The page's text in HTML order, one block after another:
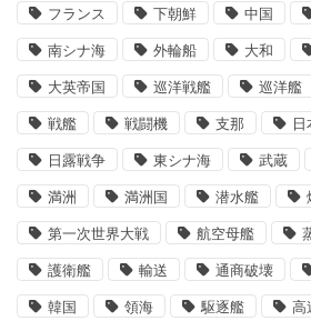
フランス 下朝鮮 中国
南シナ海 外輪船 大和
大英帝国 巡洋戦艦 巡洋艦
戦艦 戦闘機 支那 日
日露戦争 東シナ海 武蔵
満洲 満洲国 潜水艦
第一次世界大戦 航空母艦
護衛艦 輸送 通商破壊
韓国 領海 駆逐艦 高